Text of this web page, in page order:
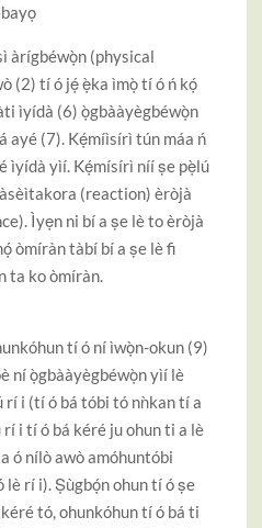
àrígbéwọ̀n (physical
(2) tí ó jẹ́ ẹ̀ka ìmọ̀ tí ó ń kọ́
ìyídà (6) ọ̀gbààyègbéwọ̀n
ayé (7). Kẹ́míìsírì tún máa ń
ìyídà yìí. Kẹ́mísírì níí ṣe pẹ̀lú
(reaction) èròjà
Ìyẹn ni bí a ṣe lè to èròjà
òmíràn tàbí bí a ṣe lè fi
ta ko òmíràn.
tí ó ní ìwọ̀n-okun (9)
ní ọ̀gbààyègbéwọ̀n yìí lè
rí i (tí ó bá tóbi tó nǹkan tí a
i tí ó bá kéré ju ohun ti a lè
ó nílò awò amóhuntóbi
lè rí i). Ṣùgbọ́n ohun tí ó ṣe
tó, ohunkóhun tí ó bá ti